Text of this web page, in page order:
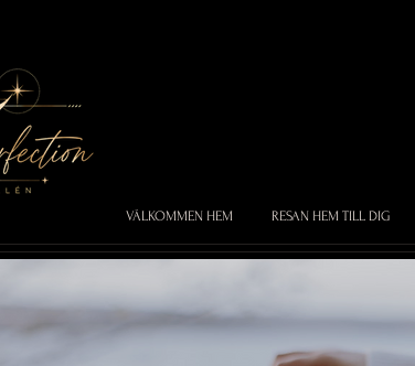
VÄLKOMMEN HEM RESAN HEM TILL DIG